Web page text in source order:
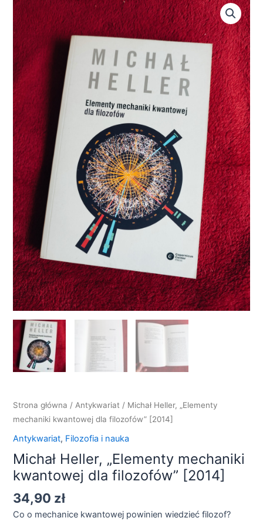
Strona główna / Antykwariat / Michał Heller, „Elementy
mechaniki kwantowej dla filozofów” [2014]
Antykwariat, Filozofia i nauka
Michał Heller, „Elementy mechaniki
kwantowej dla filozofów” [2014]
34,90 zł
Co o mechanice kwantowej powinien wiedzieć filozof?
Michał
Heller,
"Elementy
mechaniki
kwantowej
dla
filozofów"
[2014]